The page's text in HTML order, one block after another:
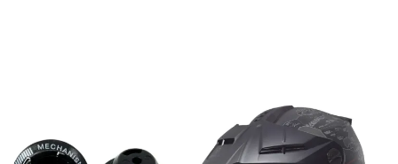
Сравни продукт